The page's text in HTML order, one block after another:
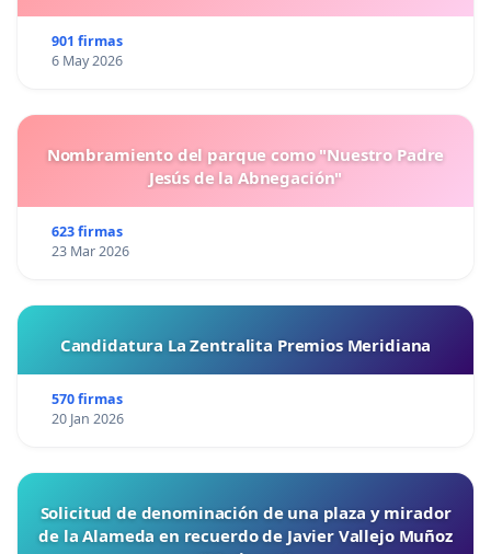
901 firmas
6 May 2026
Nombramiento del parque como "Nuestro Padre
Jesús de la Abnegación"
623 firmas
23 Mar 2026
Candidatura La Zentralita Premios Meridiana
570 firmas
20 Jan 2026
Solicitud de denominación de una plaza y mirador
de la Alameda en recuerdo de Javier Vallejo Muñoz